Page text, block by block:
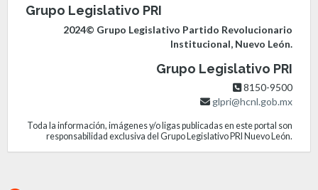
Grupo Legislativo PRI
2024© Grupo Legislativo Partido Revolucionario
Institucional, Nuevo León.
Grupo Legislativo PRI
8150-9500
glpri@hcnl.gob.mx
Toda la información, imágenes y/o ligas publicadas en este portal son
responsabilidad exclusiva del Grupo Legislativo PRI Nuevo León.